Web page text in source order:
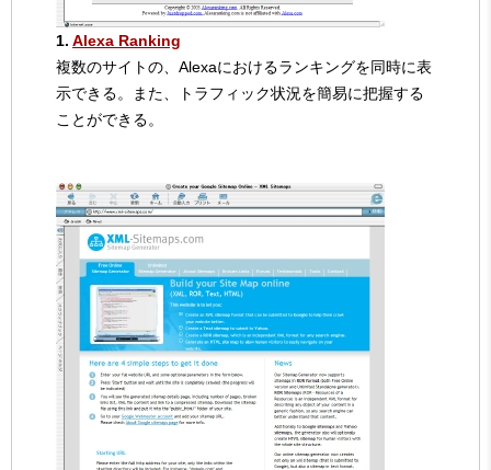
1. Alexa Ranking
複数のサイトの、Alexaにおけるランキングを同時に表
示できる。また、トラフィック状況を簡易に把握する
ことができる。